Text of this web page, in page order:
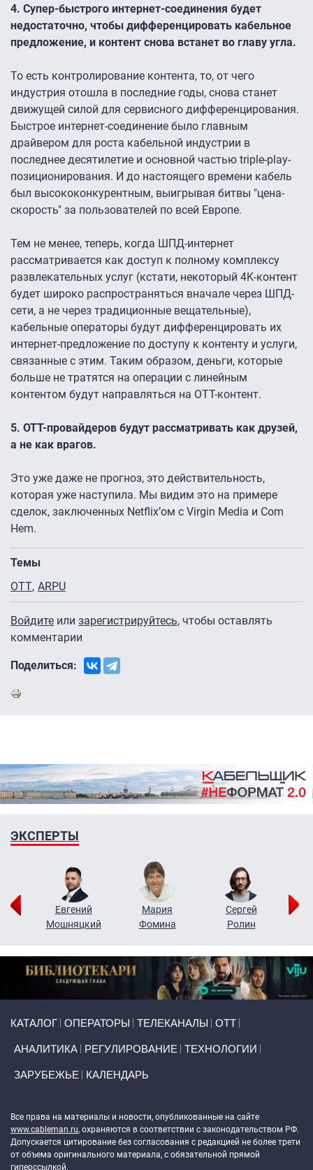
4. Супер-быстрого интернет-соединения будет
недостаточно, чтобы дифференцировать кабельное
предложение, и контент снова встанет во главу угла.
То есть контролирование контента, то, от чего
индустрия отошла в последние годы, снова станет
движущей силой для сервисного дифференцирования.
Быстрое интернет-соединение было главным
драйвером для роста кабельной индустрии в
последнее десятилетие и основной частью triple-play-
позиционирования. И до настоящего времени кабель
был высококонкурентным, выигрывая битвы "цена-
скорость" за пользователей по всей Европе.
Тем не менее, теперь, когда ШПД-интернет
рассматривается как доступ к полному комплексу
развлекательных услуг (кстати, некоторый 4K-контент
будет широко распространяться вначале через ШПД-
сети, а не через традиционные вещательные),
кабельные операторы будут дифференцировать их
интернет-предложение по доступу к контенту и услуги,
связанные с этим. Таким образом, деньги, которые
больше не тратятся на операции с линейным
контентом будут направляться на OTT-контент.
5. OTT-провайдеров будут рассматривать как друзей,
а не как врагов.
Это уже даже не прогноз, это действительность,
которая уже наступила. Мы видим это на примере
сделок, заключенных Netflix’ом c Virgin Media и Com
Hem.
Темы
OTT ARPU
Войдите или зарегистрируйтесь, чтобы оставлять
комментарии
Поделиться:
ЭКСПЕРТЫ
Евгений
Мошняцкий
Мария
Фомина
Сергей
Ролин
КАТАЛОГ ОПЕРАТОРЫ ТЕЛЕКАНАЛЫ ОТТ
АНАЛИТИКА РЕГУЛИРОВАНИЕ ТЕХНОЛОГИИ
ЗАРУБЕЖЬЕ КАЛЕНДАРЬ
Все права на материалы и новости, опубликованные на сайте
www.cableman.ru, охраняются в соответствии с законодательством РФ.
Допускается цитирование без согласования с редакцией не более трети
от объема оригинального материала, с обязательной прямой
гиперссылкой.